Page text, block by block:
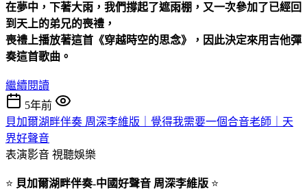
在夢中，下著大雨，我們撐起了遮雨棚，又一次參加了已經回
到天上的弟兄的喪禮，
喪禮上播放著這首《穿越時空的思念》，因此決定來用吉他彈
奏這首歌曲。
繼續閱讀
5年前
貝加爾湖畔伴奏 周深李維版｜覺得我需要一個合音老師｜天
界好聲音
表演影音 視聽娛樂
⭐ 貝加爾湖畔伴奏-中國好聲音 周深李維版 ⭐